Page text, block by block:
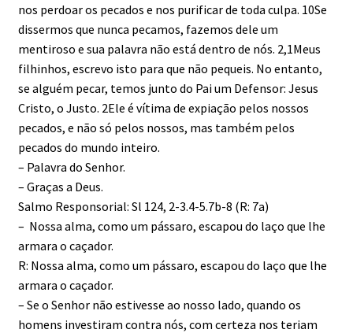
nos perdoar os pecados e nos purificar de toda culpa. 10Se
dissermos que nunca pecamos, fazemos dele um
mentiroso e sua palavra não está dentro de nós. 2,1Meus
filhinhos, escrevo isto para que não pequeis. No entanto,
se alguém pecar, temos junto do Pai um Defensor: Jesus
Cristo, o Justo. 2Ele é vítima de expiação pelos nossos
pecados, e não só pelos nossos, mas também pelos
pecados do mundo inteiro.
– Palavra do Senhor.
– Graças a Deus.
Salmo Responsorial: Sl 124, 2-3.4-5.7b-8 (R: 7a)
– Nossa alma, como um pássaro, escapou do laço que lhe
armara o caçador.
R: Nossa alma, como um pássaro, escapou do laço que lhe
armara o caçador.
– Se o Senhor não estivesse ao nosso lado, quando os
homens investiram contra nós, com certeza nos teriam